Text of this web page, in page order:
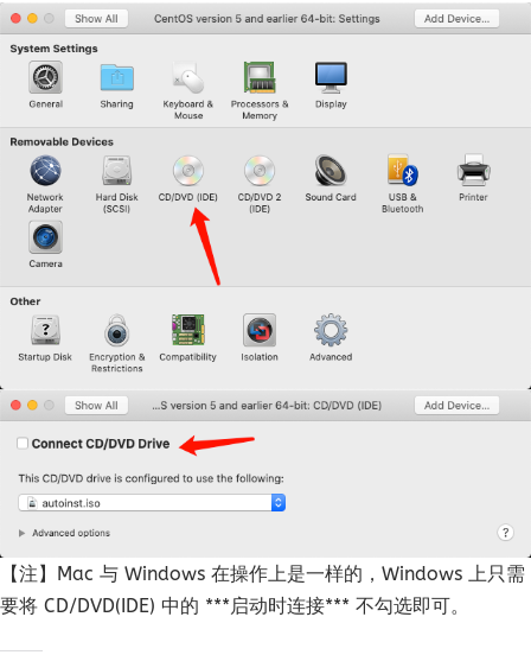
【注】Mac 与 Windows 在操作上是一样的，Windows 上只需
要将 CD/DVD(IDE) 中的 ***启动时连接*** 不勾选即可。